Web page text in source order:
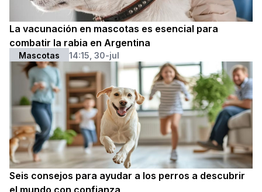
La vacunación en mascotas es esencial para
combatir la rabia en Argentina
Mascotas 14:15, 30-jul
Seis consejos para ayudar a los perros a descubrir